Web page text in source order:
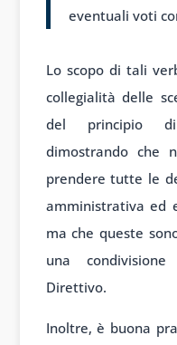
eventuali voti
Lo scopo di tali
collegialità delle
del principio di
dimostrando che
prendere tutte le
amministrativa ed
ma che queste
una
Direttivo.
Inoltre, è buona